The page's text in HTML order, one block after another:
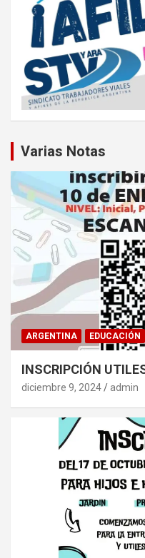
Varias Notas
ARGENTINA EDUCACIÓN
INSCRIPCIÓN
diciembre 9, 2024 admin